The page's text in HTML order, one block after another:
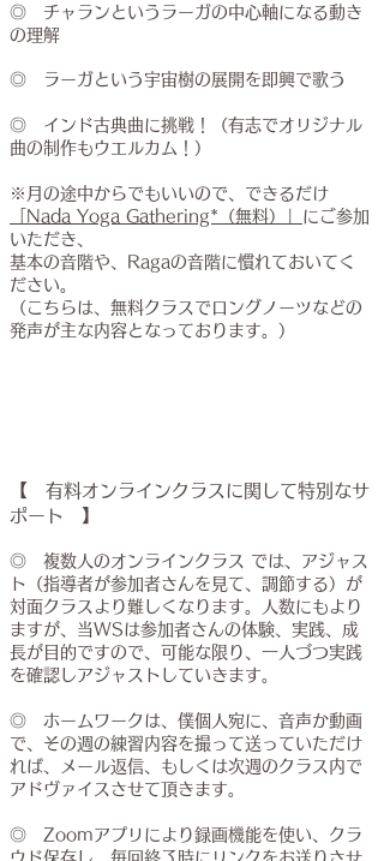
◎ チャランというラーガの中心軸になる動き
の理解
◎ ラーガという宇宙樹の展開を即興で歌う
◎ インド古典曲に挑戦！（有志でオリジナル
曲の制作もウエルカム！）
※月の途中からでもいいので、できるだけ
「Nada Yoga Gathering*（無料）」 にご参加
いただき、
基本の音階や、Ragaの音階に慣れておいてく
ださい。
​ （こちらは、無料クラスでロングノーツなどの
発声が主な内容となっております。）
【 有料オンラインクラスに関して特別なサ
ポート 】
◎ 複数人のオンラインクラス では、アジャス
ト（指導者が参加者さんを見て、調節する）が
対面クラスより難しくなります。人数にもより
ますが、当WSは参加者さんの体験、実践、成
長が目的ですので、可能な限り、一人づつ実践
を確認しアジャストしていきます。
◎ ホームワークは、僕個人宛に、音声か動画
で、その週の練習内容を撮って送っていただけ
れば、メール返信、もしくは次週のクラス内で
アドヴァイスさせて頂きます。
◎ Zoomアプリにより録画機能を使い、クラ
ウド保存し、毎回終了時にリンクをお送りさせ